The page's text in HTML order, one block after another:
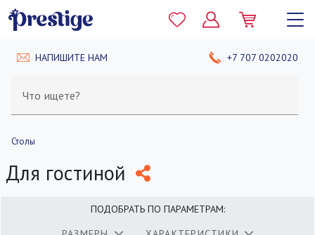
НАПИШИТЕ НАМ +7 707 0202020
Что ищете?
Столы
Для гостиной
ПОДОБРАТЬ ПО ПАРАМЕТРАМ: